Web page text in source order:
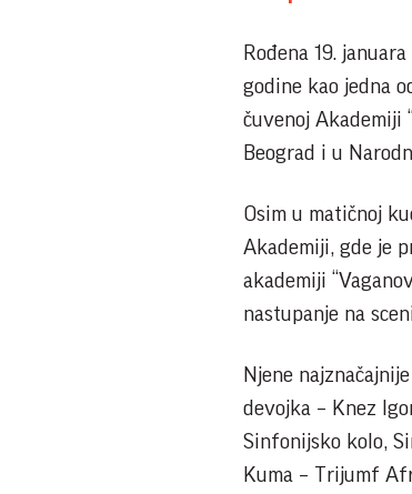
Rođena 19.
godine kao jedna
čuvenoj Akademiji
Beograd i u
Osim u matičnoj
Akademiji, gde je
akademiji
nastupanje na
Nјene
devojka – Knez
Sinfonijsko kolo,
Kuma – Trijumf